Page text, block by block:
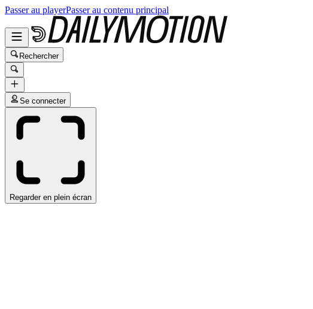
Passer au playerPasser au contenu principal
Rechercher
Se connecter
Regarder en plein écran